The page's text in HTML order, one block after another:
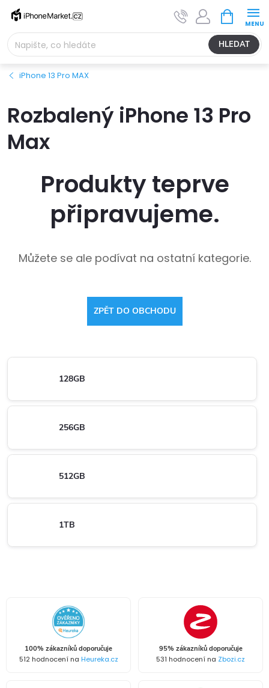
Přejít
obsah
HLEDAT
NÁKUPNÍ
KOŠÍK
iPhone 13 Pro MAX
Rozbalený iPhone 13 Pro
Max
Produkty teprve
připravujeme.
Můžete se ale podívat na ostatní kategorie.
ZPĚT DO OBCHODU
128GB
256GB
512GB
1TB
100% zákazníků doporučuje
512 hodnocení na Heureka.cz
95% zákazníků doporučuje
531 hodnocení na Zbozi.cz